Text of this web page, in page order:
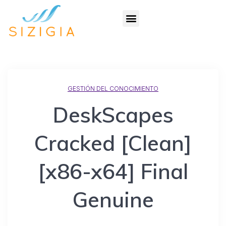
GESTIÓN DEL CONOCIMIENTO
DeskScapes
Cracked [Clean]
[x86-x64] Final
Genuine